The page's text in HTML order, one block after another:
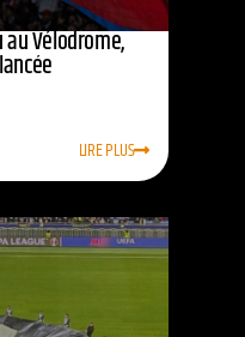
au Vélodrome,
LIRE PLUS